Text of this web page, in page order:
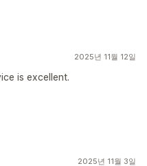
2025년 11월 12일
is excellent.
2025년 11월 3일